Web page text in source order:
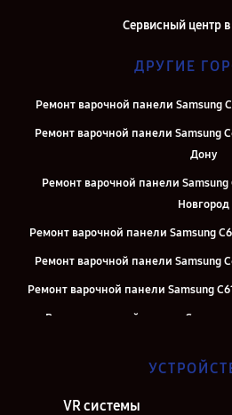
Сервисный центр
ДРУГИЕ
Ремонт варочной панели Samsung
Ремонт варочной панели Samsung
Дону
Ремонт варочной панели Samsung
Новгород
Ремонт варочной панели Samsung
Ремонт варочной панели Samsung
Ремонт варочной панели Samsung
Ремонт варочной панели Samsung
Петербург
VR системы